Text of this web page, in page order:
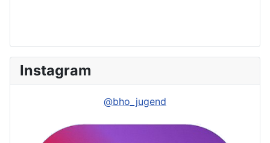
Instagram
@bho_jugend